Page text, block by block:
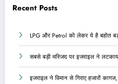
Recent Posts
LPG और Petrol को लेकर ये है बहोत
सबसे बड़ी मस्जिद पर इजराइल ने
इजराइल ने विमान से गिराए हजारों